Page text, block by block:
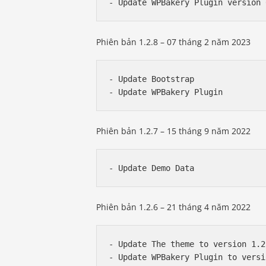
Phiên bản 1.2.8 – 07 tháng 2 năm 2023
- Update Bootstrap
Phiên bản 1.2.7 – 15 tháng 9 năm 2022
Phiên bản 1.2.6 – 21 tháng 4 năm 2022
- Update The theme to version